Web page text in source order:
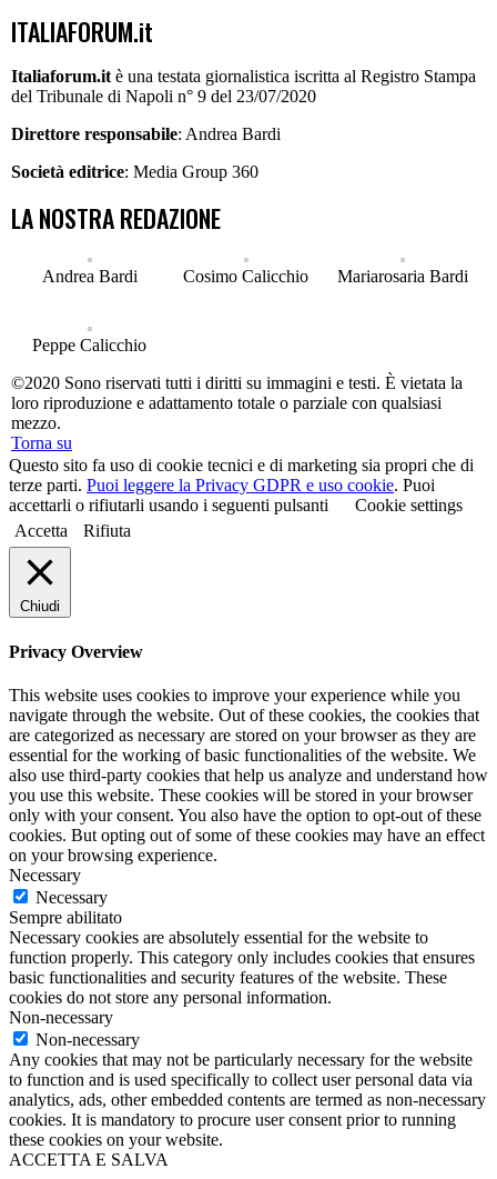
ITALIAFORUM.it
Italiaforum.it è una testata giornalistica iscritta al Registro Stampa
del Tribunale di Napoli n° 9 del 23/07/2020
Direttore responsabile: Andrea Bardi
Società editrice: Media Group 360
LA NOSTRA REDAZIONE
Andrea Bardi Cosimo Calicchio Mariarosaria Bardi
Peppe Calicchio
©2020 Sono riservati tutti i diritti su immagini e testi. È vietata la
loro riproduzione e adattamento totale o parziale con qualsiasi
mezzo.
Torna su
Questo sito fa uso di cookie tecnici e di marketing sia propri che di
terze parti. Puoi leggere la Privacy GDPR e uso cookie. Puoi
accettarli o rifiutarli usando i seguenti pulsanti
Cookie settings
Accetta
Rifiuta
Chiudi
Privacy Overview
This website uses cookies to improve your experience while you
navigate through the website. Out of these cookies, the cookies that
are categorized as necessary are stored on your browser as they are
essential for the working of basic functionalities of the website. We
also use third-party cookies that help us analyze and understand how
you use this website. These cookies will be stored in your browser
only with your consent. You also have the option to opt-out of these
cookies. But opting out of some of these cookies may have an effect
on your browsing experience.
Necessary
Necessary
Sempre abilitato
Necessary cookies are absolutely essential for the website to
function properly. This category only includes cookies that ensures
basic functionalities and security features of the website. These
cookies do not store any personal information.
Non-necessary
Non-necessary
Any cookies that may not be particularly necessary for the website
to function and is used specifically to collect user personal data via
analytics, ads, other embedded contents are termed as non-necessary
cookies. It is mandatory to procure user consent prior to running
these cookies on your website.
ACCETTA E SALVA